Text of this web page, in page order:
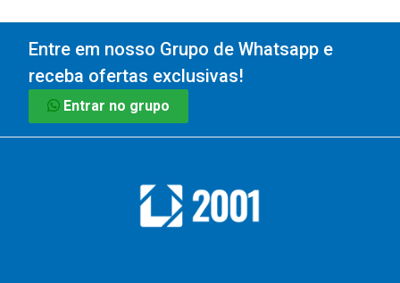
Entre em nosso Grupo de Whatsapp e
receba ofertas exclusivas!
Entrar no grupo